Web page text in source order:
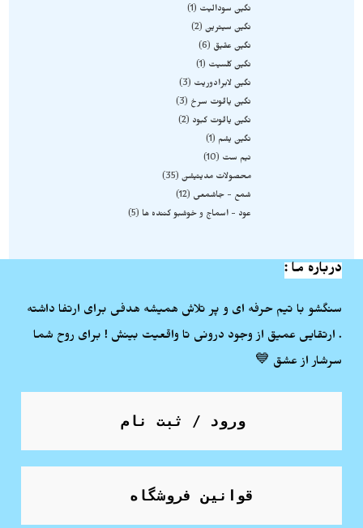
نگین سودالیت
1
نگین سیترین 2
نگین عقیق
6
نگین کلسیت
1
نگین لابرادوریت
3
نگین یاقوت سرخ
3
نگین یاقوت کبود
2
نگین یشم
1
نیم ست
10
محصولات مدیتیشن 35
شمع - جاشمعی
12
عود - اسماج و خوشبو کننده ها
5
درباره ما :
سنگشو با تیم حرفه ای و پر تلاش همیشه هدفی برای ارتفا داشته
. ارتقایی عمیق از وجود درونی تا واقعیت بینش ! برای روح شما
سرشار از عشق 💙
ورود / ثبت نام
قوانین فروشگاه